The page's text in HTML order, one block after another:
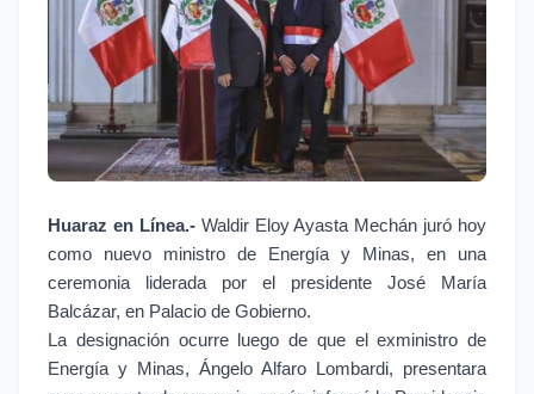
Huaraz en Línea.- Waldir Eloy Ayasta Mechán juró hoy
como nuevo ministro de Energía y Minas, en una
ceremonia liderada por el presidente José María
Balcázar, en Palacio de Gobierno.
La designación ocurre luego de que el exministro de
Energía y Minas, Ángelo Alfaro Lombardi, presentara